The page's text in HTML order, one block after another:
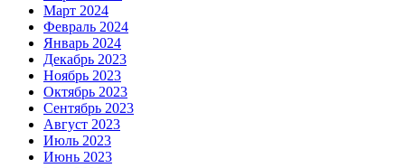
Март 2024
Февраль 2024
Январь 2024
Декабрь 2023
Ноябрь 2023
Октябрь 2023
Сентябрь 2023
Август 2023
Июль 2023
Июнь 2023